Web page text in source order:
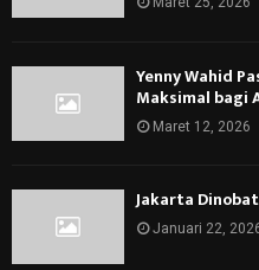
Yenny Wahid
Maksimal bagi
Maret 12, 2026
Jakarta
Januari 22,